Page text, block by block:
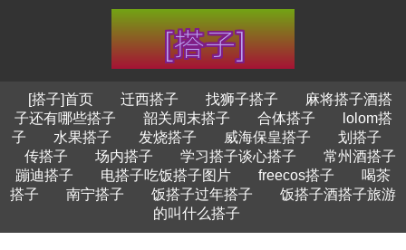
[搭子]首页 迁西搭子 找狮子搭子
麻将搭子酒搭
子还有哪些搭子
韶关周末搭子 合体搭子
lolom搭
子
水果搭子 发烧搭子 威海保皇搭子
划搭子
传搭子
场内搭子 学习搭子谈心搭子
常州酒搭子
蹦迪搭子
电搭子吃饭搭子图片 freecos搭子
喝茶
搭子
南宁搭子 饭搭子过年搭子
饭搭子酒搭子旅游
的叫什么搭子